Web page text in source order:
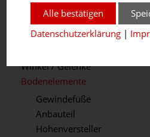
Profilreihe 50
Teleskopprofil
Winkelprofil
Winkel / Gelenke
Bodenelemente
Gewindefüße
Anbauteil
Höhenversteller
Alle bestätigen
Datenschutzerklärung |